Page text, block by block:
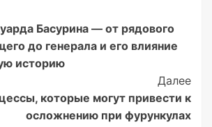
Басурина — от рядового
до генерала и его влияние
историю
Далее
которые могут привести к
осложнению при фурункулах